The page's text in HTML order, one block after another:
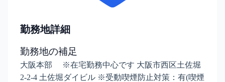
勤務地詳細
勤務地の補足
大阪本部 ※在宅勤務中心です 大阪市西区土佐堀
2-2-4 土佐堀ダイビル ※受動喫煙防止対策：有(喫煙